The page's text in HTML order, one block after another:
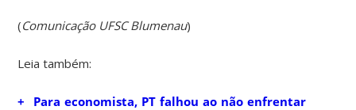
(Comunicação UFSC Blumenau)
Leia também:
+ Para economista, PT falhou ao não enfrentar